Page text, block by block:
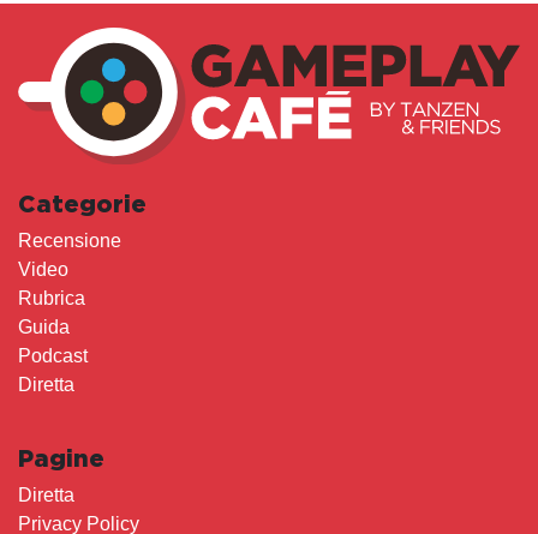
Categorie
Recensione
Video
Rubrica
Guida
Podcast
Diretta
Pagine
Diretta
Privacy Policy